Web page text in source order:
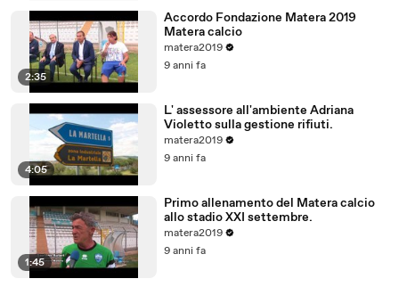
2:35
Accordo Fondazione Matera 2019
Matera calcio
matera2019
9 anni fa
4:05
L' assessore all'ambiente Adriana
Violetto sulla gestione rifiuti.
matera2019
9 anni fa
1:45
Primo allenamento del Matera calcio
allo stadio XXI settembre.
matera2019
9 anni fa